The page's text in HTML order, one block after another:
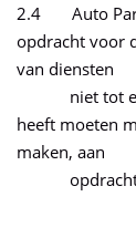
2.4 Auto
opdracht voor
van diensten
niet tot een
heeft moeten
maken, aan